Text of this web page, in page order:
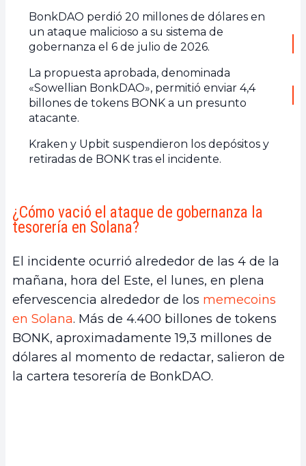
BonkDAO perdió 20 millones de dólares en
un ataque malicioso a su sistema de
gobernanza el 6 de julio de 2026.
La propuesta aprobada, denominada
«Sowellian BonkDAO», permitió enviar 4,4
billones de tokens BONK a un presunto
atacante.
Kraken y Upbit suspendieron los depósitos y
retiradas de BONK tras el incidente.
¿Cómo vació el ataque de gobernanza la
tesorería en Solana?
El incidente ocurrió alrededor de las 4 de la
mañana, hora del Este, el lunes, en plena
efervescencia alrededor de los memecoins
en Solana. Más de 4.400 billones de tokens
BONK, aproximadamente 19,3 millones de
dólares al momento de redactar, salieron de
la cartera tesorería de BonkDAO.